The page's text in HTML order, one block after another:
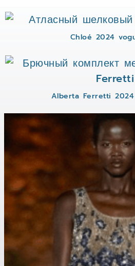
Chloé 2024
Alberta Ferretti